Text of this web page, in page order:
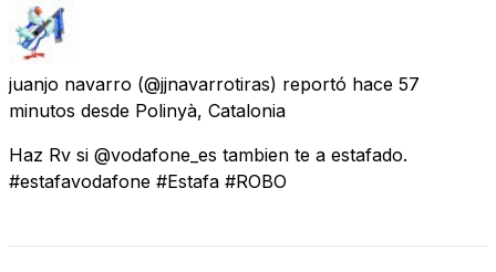
juanjo navarro (@jjnavarrotiras) reportó hace 57
minutos desde Polinyà, Catalonia
Haz Rv si @vodafone_es tambien te a estafado.
#estafavodafone #Estafa #ROBO